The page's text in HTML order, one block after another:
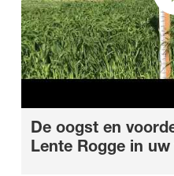
De oogst en
Lente Rogge in